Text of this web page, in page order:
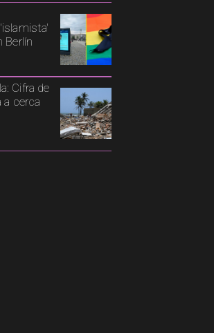
Berlín
Cifra de
a cerca